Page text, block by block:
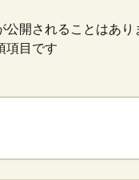
開されることはあり
項目です